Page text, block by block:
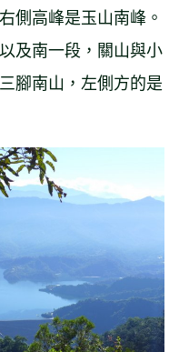
側高峰是玉山南峰。
及南一段，關山與小
腳南山，左側方的是